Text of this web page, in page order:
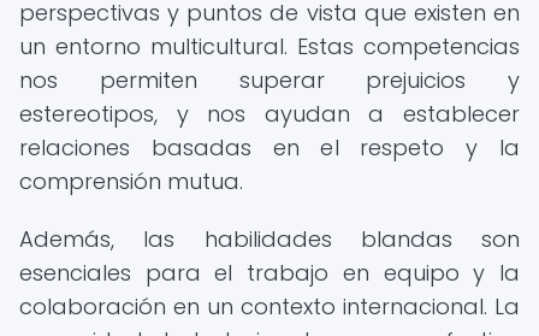
perspectivas y puntos de vista que existen en
un entorno multicultural. Estas competencias
nos permiten superar prejuicios y
estereotipos, y nos ayudan a establecer
relaciones basadas en el respeto y la
comprensión mutua.
Además, las habilidades blandas son
esenciales para el trabajo en equipo y la
colaboración en un contexto internacional. La